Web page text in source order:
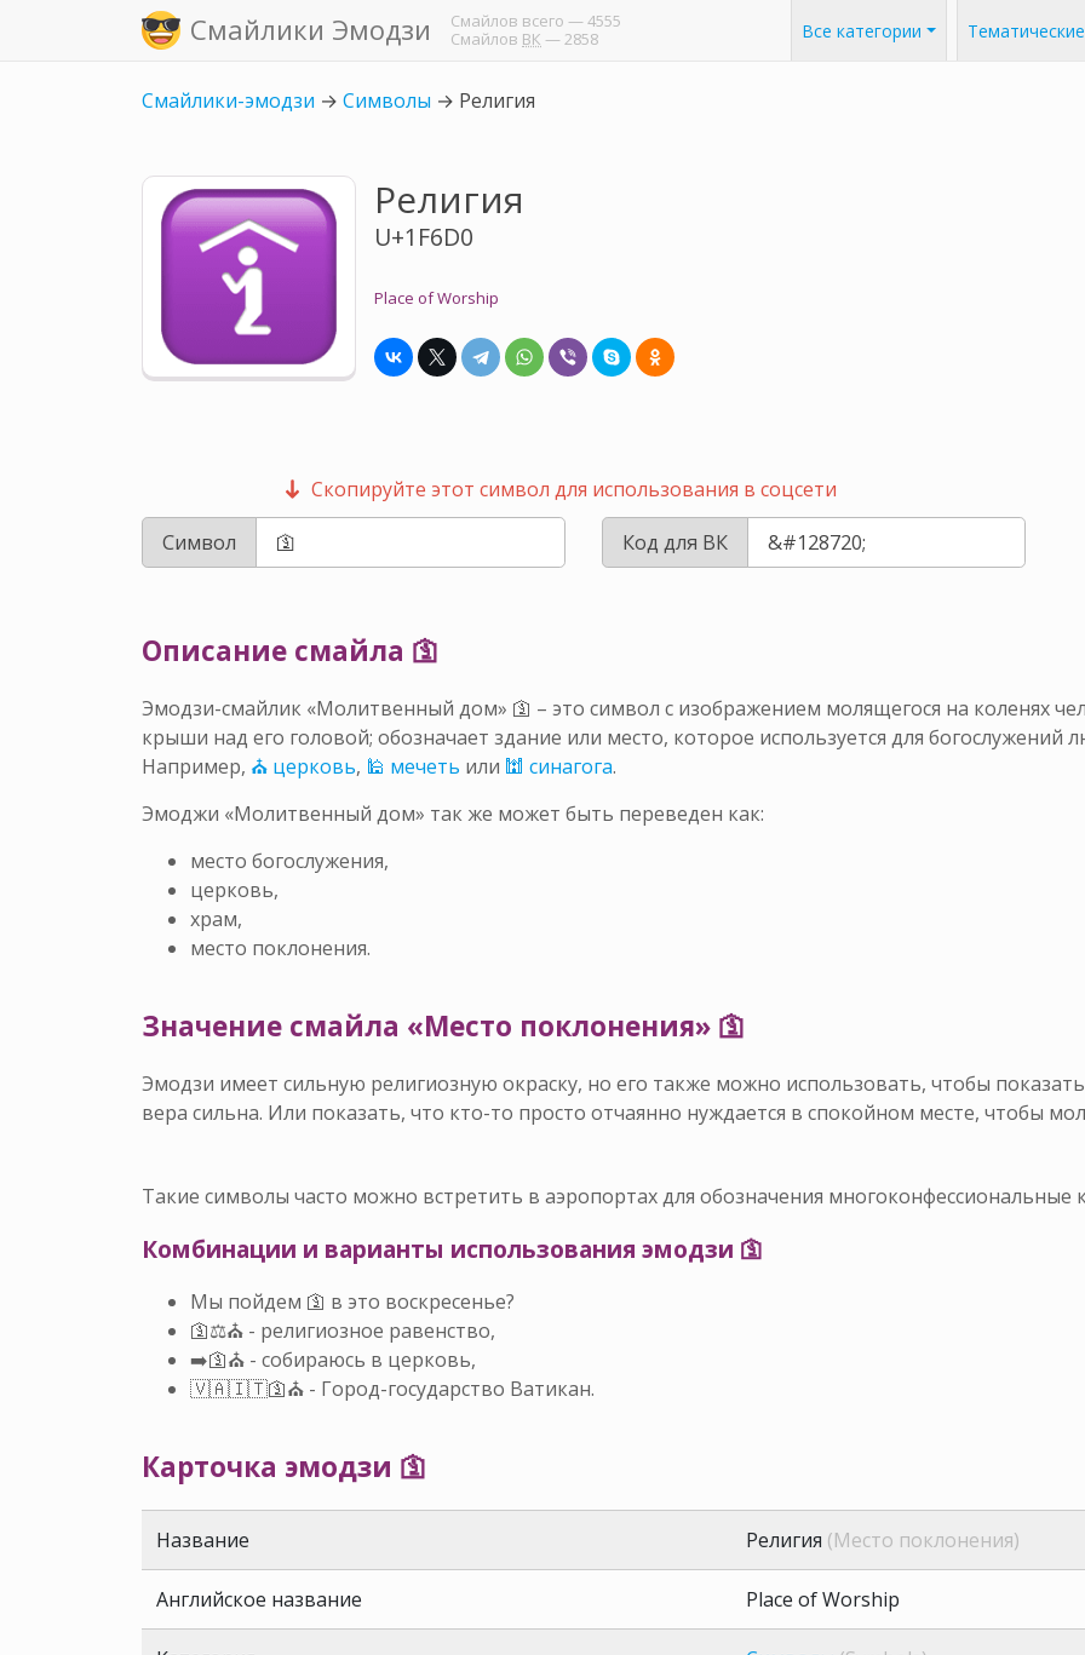
Смайлики Эмодзи Смайлов всего — 4555
Смайлов ВК — 2858 Все категории
Смайлики-эмодзи → Символы → Религия
Религия
U+1F6D0
Place of Worship
Скопируйте этот символ для использования в соцсети
Символ
Код для ВК
Описание смайла 🛐
Эмодзи-смайлик «Молитвенный дом» 🛐 – это символ с изображением молящегося на коленях
крыши над его головой; обозначает здание или место, которое используется для
Например, ⛪ церковь, 🕌 мечеть или 🕍 синагога.
Эмоджи «Молитвенный дом» так же может быть переведен как:
место богослужения,
церковь,
храм,
место поклонения.
Значение смайла «Место поклонения» 🛐
Эмодзи имеет сильную религиозную окраску, но его также можно использовать, чтобы
вера сильна. Или показать, что кто-то просто отчаянно нуждается в спокойном месте, чтобы
Такие символы часто можно встретить в аэропортах для обозначения многоконфессиональные
Комбинации и варианты использования эмодзи 🛐
Мы пойдем 🛐 в это воскресенье?
🛐⚖️⛪ - религиозное равенство,
➡️🛐⛪ - собираюсь в церковь,
🇻🇦🇮🇹🛐⛪ - Город-государство Ватикан.
Карточка эмодзи 🛐
Название Религия (Место поклонения)
Английское название Place of Worship